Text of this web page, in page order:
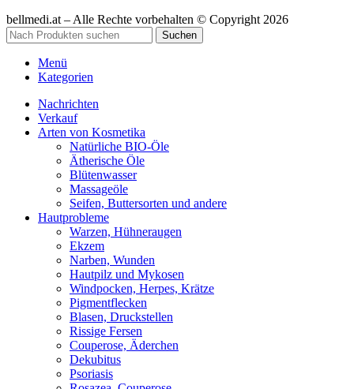
bellmedi.at – Alle Rechte vorbehalten © Copyright 2026
Suchen
Menü
Kategorien
Nachrichten
Verkauf
Arten von Kosmetika
Natürliche BIO-Öle
Ätherische Öle
Blütenwasser
Massageöle
Seifen, Buttersorten und andere
Hautprobleme
Warzen, Hühneraugen
Ekzem
Narben, Wunden
Hautpilz und Mykosen
Windpocken, Herpes, Krätze
Pigmentflecken
Blasen, Druckstellen
Rissige Fersen
Couperose, Äderchen
Dekubitus
Psoriasis